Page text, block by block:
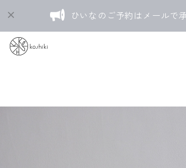
ひいなのご予約はメールで